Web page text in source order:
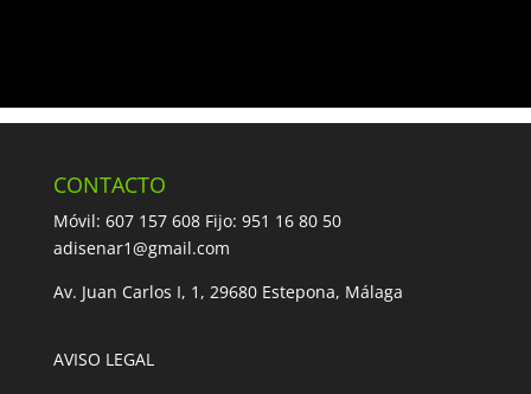
CONTACTO
Móvil: 607 157 608 Fijo: 951 16 80 50
adisenar1@gmail.com
Av. Juan Carlos I, 1, 29680 Estepona, Málaga
AVISO LEGAL